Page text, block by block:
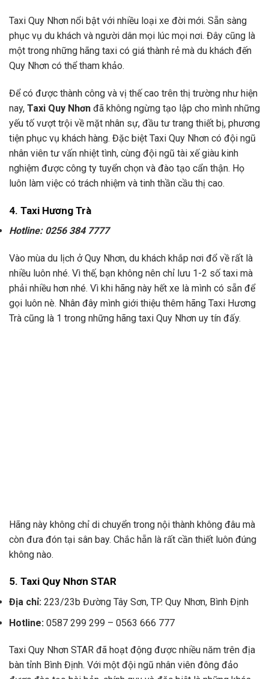
Taxi Quy Nhơn nổi bật với nhiều loại xe đời mới. Sẵn sàng
phục vụ du khách và người dân mọi lúc mọi nơi. Đây cũng là
một trong những hãng taxi có giá thành rẻ mà du khách đến
Quy Nhơn có thể tham khảo.
Để có được thành công và vị thế cao trên thị trường như hiện
nay, Taxi Quy Nhơn đã không ngừng tạo lập cho mình những
yếu tố vượt trội về mặt nhân sự, đầu tư trang thiết bị, phương
tiện phục vụ khách hàng. Đặc biệt Taxi Quy Nhơn có đội ngũ
nhân viên tư vấn nhiệt tình, cùng đội ngũ tài xế giàu kinh
nghiệm được công ty tuyển chọn và đào tạo cẩn thận. Họ
luôn làm việc có trách nhiệm và tinh thần cầu thị cao.
4. Taxi Hương Trà
Hotline: 0256 384 7777
Vào mùa du lịch ở Quy Nhơn, du khách khắp nơi đổ về rất là
nhiều luôn nhé. Vì thế, bạn không nên chỉ lưu 1-2 số taxi mà
phải nhiều hơn nhé. Vì khi hãng này hết xe là mình có sẵn để
gọi luôn nè. Nhân đây mình giới thiệu thêm hãng Taxi Hương
Trà cũng là 1 trong những hãng taxi Quy Nhơn uy tín đấy.
Hãng này không chỉ di chuyển trong nội thành không đâu mà
còn đưa đón tại sân bay. Chắc hẵn là rất cần thiết luôn đúng
không nào.
5. Taxi Quy Nhơn STAR
Địa chỉ: 223/23b Đường Tây Sơn, TP. Quy Nhơn, Bình Định
Hotline: 0587 299 299 – 0563 666 777
Taxi Quy Nhơn STAR đã hoạt động được nhiều năm trên địa
bàn tỉnh Bình Định. Với một đội ngũ nhân viên đông đảo